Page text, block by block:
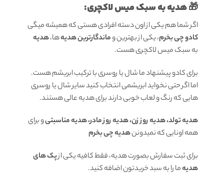
🎁 هدیه به سبک میس لاکچری:
اگر شما هم یکی از اون دسته افرادی هستی که همیشه میگی
کادو چی بخرم، یکی از بهترین وماندگارترین هدیهها،هدیه
به سبک میس لاکچری هست.
برای کادو پیشنهاد ما شال یا روسری با ترکیب ابریشم هست.
اما اگر حتی نخواید ابریشمی انتخاب کنید سایر شال یا روسری
هایی که رنگ و لعاب خوبی دارند برای هدیه عالی هستند.
هدیه تولد، هدیه روز زن، هدیه روز مادر، هدیه مناسبتیو برای
همه اونایی که نمیدوننهدیه چی بخرم
برای ثبت سفارش بصورت هدیه، فقط کافیه یکی ازپک های
هدیهما را به سبد خریدتون اضافه کنید.